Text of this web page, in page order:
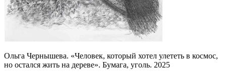
Ольга Чернышева. «Человек, который хотел улететь в космос,
но остался жить на дереве». Бумага, уголь. 2025